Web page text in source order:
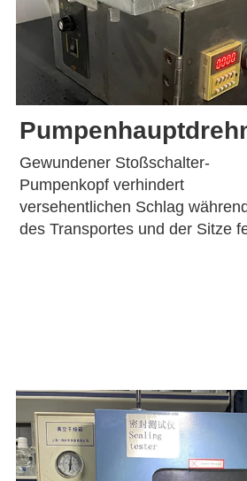
Gewundener Stoßschalter-
Pumpenkopf verhindert
versehentlichen Schlag während
des Transportes und der Sitze